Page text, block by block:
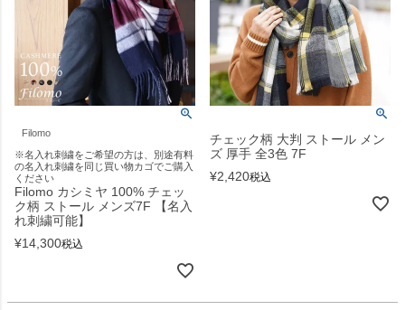
Filomo
※名入れ刺繍をご希望の方は、別途有料
の名入れ刺繍を同じ買い物カゴでご購入
ください
Filomo カシミヤ 100% チェッ
ク柄 ストール メンズ7F 【名入
れ刺繍可能】
¥14,300税込
チェック柄 大判 ストール メン
ズ 厚手 全3色 7F
¥2,420税込